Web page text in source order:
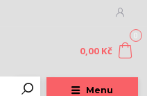
Menu
0
0,00 Kč